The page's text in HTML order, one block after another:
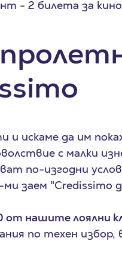
- 2 билета за
искаме да им
с малки
по-изгодни
заем "Credissimo
от нашите лоялни
по техен избор,